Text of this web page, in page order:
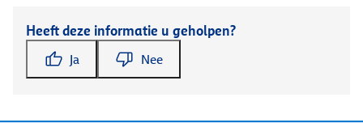
Heeft deze informatie u geholpen?
Ja Nee